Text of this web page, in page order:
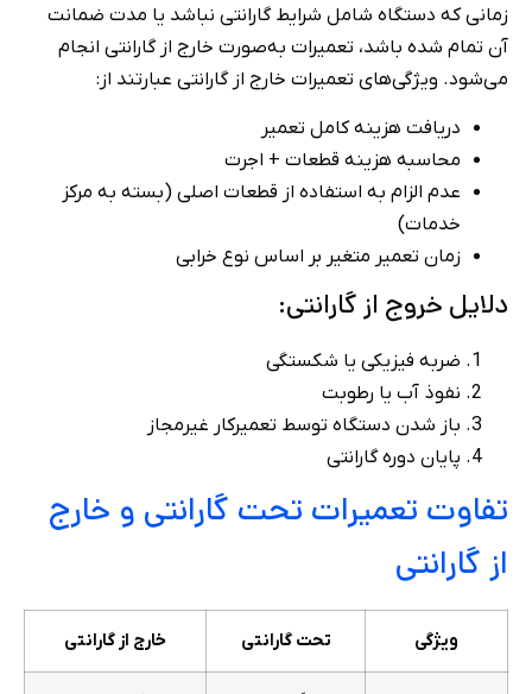
زمانی که دستگاه شامل شرایط گارانتی نباشد یا مدت ضمانت
آن تمام شده باشد، تعمیرات به‌صورت خارج از گارانتی انجام
می‌شود. ویژگی‌های تعمیرات خارج از گارانتی عبارتند از:
دریافت هزینه کامل تعمیر
محاسبه هزینه قطعات + اجرت
عدم الزام به استفاده از قطعات اصلی (بسته به مرکز
خدمات)
زمان تعمیر متغیر بر اساس نوع خرابی
دلایل خروج از گارانتی:
ضربه فیزیکی یا شکستگی
نفوذ آب یا رطوبت
باز شدن دستگاه توسط تعمیرکار غیرمجاز
پایان دوره گارانتی
تفاوت تعمیرات تحت گارانتی و خارج
از گارانتی
ویژگی تحت گارانتی خارج از گارانتی